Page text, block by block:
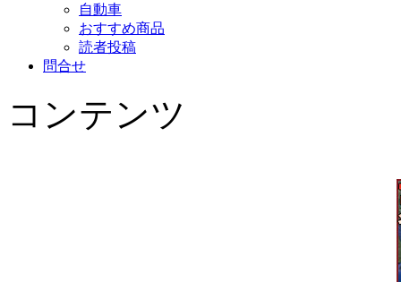
自動車
おすすめ商品
読者投稿
問合せ
コンテンツ